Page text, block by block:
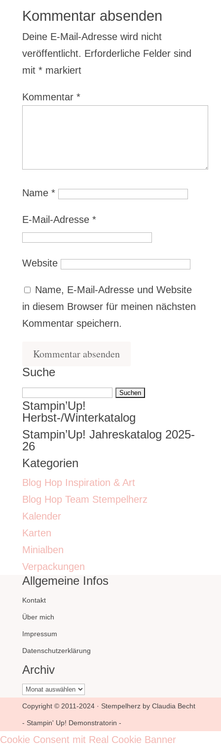
Kommentar absenden
Deine E-Mail-Adresse wird nicht
veröffentlicht. Erforderliche Felder sind
mit *markiert
Kommentar *
Name *
E-Mail-Adresse *
Website
Name, E-Mail-Adresse und Website
in diesem Browser für meinen nächsten
Kommentar speichern.
Suche
Suchen
nach:
Stampin’Up!
Herbst-/Winterkatalog
Stampin’Up! Jahreskatalog 2025-
26
Kategorien
Blog Hop Inspiration & Art
Blog Hop Team Stempelherz
Kalender
Karten
Minialben
Verpackungen
Allgemeine Infos
Kontakt
Über mich
Impressum
Datenschutzerklärung
Archiv
Archiv
Copyright © 2011-2024 · Stempelherz by Claudia Becht
- Stampin' Up! Demonstratorin -
Cookie Consent mit Real Cookie Banner